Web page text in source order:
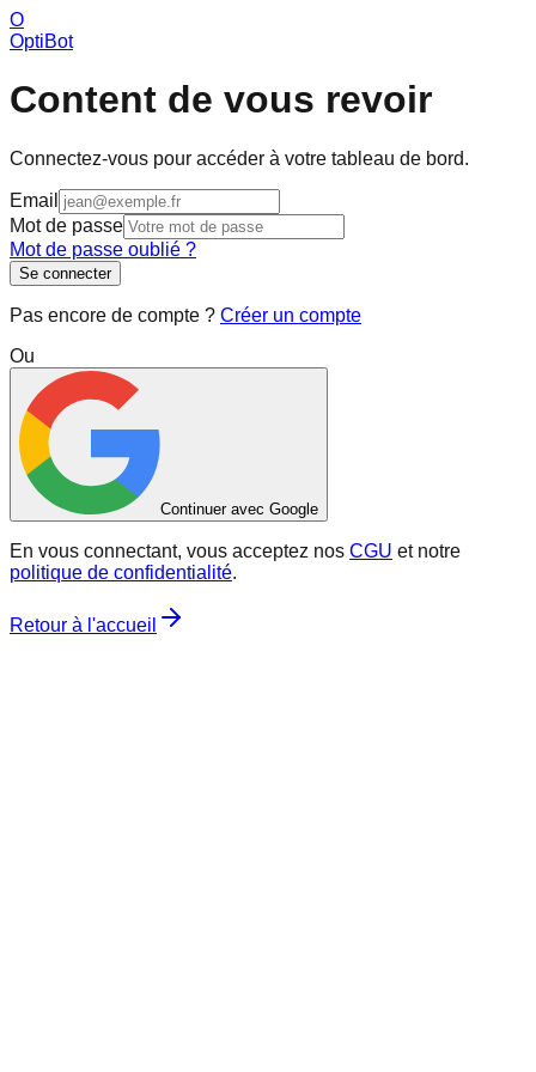
O
OptiBot
Content de vous revoir
Connectez-vous pour accéder à votre tableau de bord.
Email
Mot de passe
Mot de passe oublié ?
Se connecter
Pas encore de compte ? Créer un compte
Ou
Continuer avec Google
En vous connectant, vous acceptez nos CGU et notre
politique de confidentialité.
Retour à l'accueil